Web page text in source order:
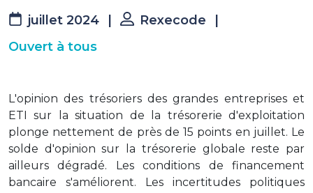
juillet 2024 Rexecode
Ouvert à tous
L'opinion des trésoriers des grandes entreprises et
ETI sur la situation de la trésorerie d'exploitation
plonge nettement de près de 15 points en juillet. Le
solde d'opinion sur la trésorerie globale reste par
ailleurs dégradé. Les conditions de financement
bancaire s'améliorent. Les incertitudes politiques